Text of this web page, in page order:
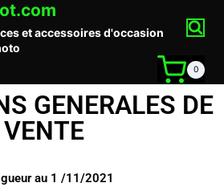
et accessoires d'occasion
0
GENERALES DE
VENTE
au 1 /11/2021